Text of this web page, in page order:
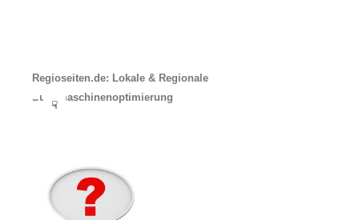
Regioseiten.de: Lokale & Regionale
Suchmaschinenoptimierung
☟